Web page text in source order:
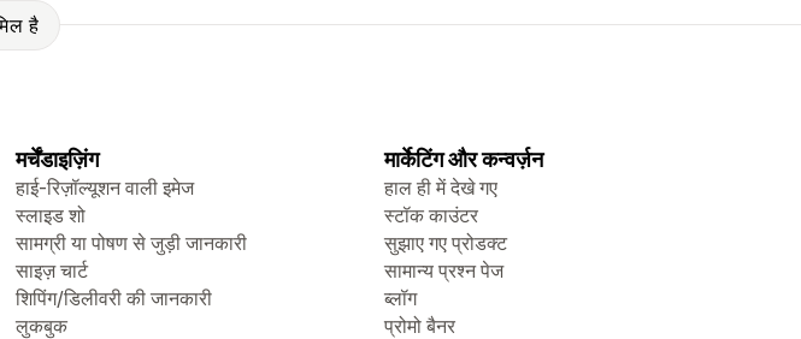
है
मर्चेंडाइज़िंग
हाई-रिज़ॉल्यूशन वाली इमेज
स्लाइड शो
सामग्री या पोषण से जुड़ी जानकारी
साइज़ चार्ट
शिपिंग/डिलीवरी की जानकारी
लुकबुक
मार्केटिंग और कन्वर्ज़न
हाल ही में देखे गए
स्टॉक काउंटर
सुझाए गए प्रोडक्ट
सामान्य प्रश्न पेज
ब्लॉग
प्रोमो बैनर